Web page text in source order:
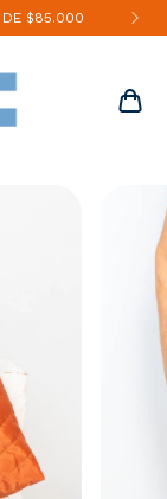
DE $85.000